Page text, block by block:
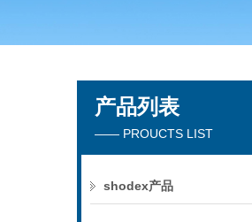
天津琛航科苑科技发展有限公司
产品列表
—— PROUCTS LIST
shodex产品